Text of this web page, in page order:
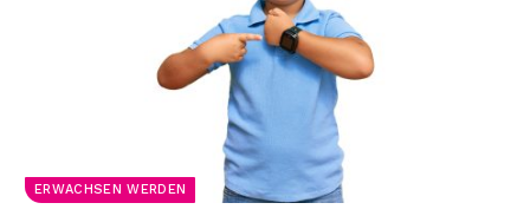
ERWACHSEN WERDEN